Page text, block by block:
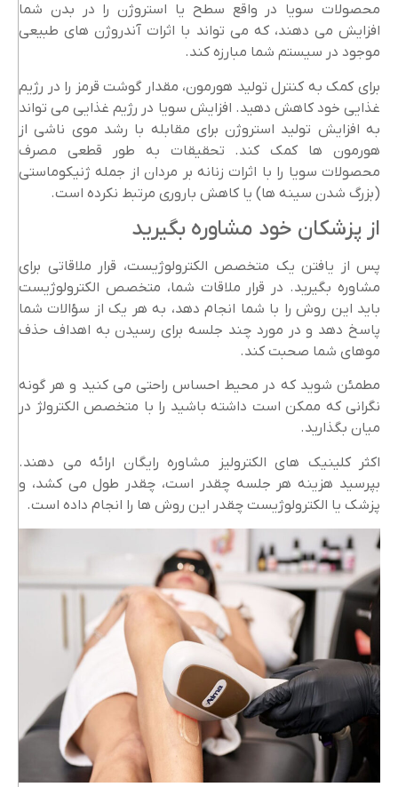
محصولات سویا در واقع سطح یا استروژن را در بدن شما
افزایش می دهند، که می تواند با اثرات آندروژن های طبیعی
موجود در سیستم شما مبارزه کند.
برای کمک به کنترل تولید هورمون، مقدار گوشت قرمز را در رژیم
غذایی خود کاهش دهید. افزایش سویا در رژیم غذایی می تواند
به افزایش تولید استروژن برای مقابله با رشد موی ناشی از
هورمون ها کمک کند. تحقیقات به طور قطعی مصرف
محصولات سویا را با اثرات زنانه بر مردان از جمله ژنیکوماستی
(بزرگ شدن سینه ها) یا کاهش باروری مرتبط نکرده است.
از پزشکان خود مشاوره بگیرید
پس از یافتن یک متخصص الکترولوژیست، قرار ملاقاتی برای
مشاوره بگیرید. در قرار ملاقات شما، متخصص الکترولوژیست
باید این روش را با شما انجام دهد، به هر یک از سؤالات شما
پاسخ دهد و در مورد چند جلسه برای رسیدن به اهداف حذف
موهای شما صحبت کند.
مطمئن شوید که در محیط احساس راحتی می کنید و هر گونه
نگرانی که ممکن است داشته باشید را با متخصص الکترولژ در
میان بگذارید.
اکثر کلینیک های الکترولیز مشاوره رایگان ارائه می دهند.
بپرسید هزینه هر جلسه چقدر است، چقدر طول می کشد، و
پزشک یا الکترولوژیست چقدر این روش ها را انجام داده است.